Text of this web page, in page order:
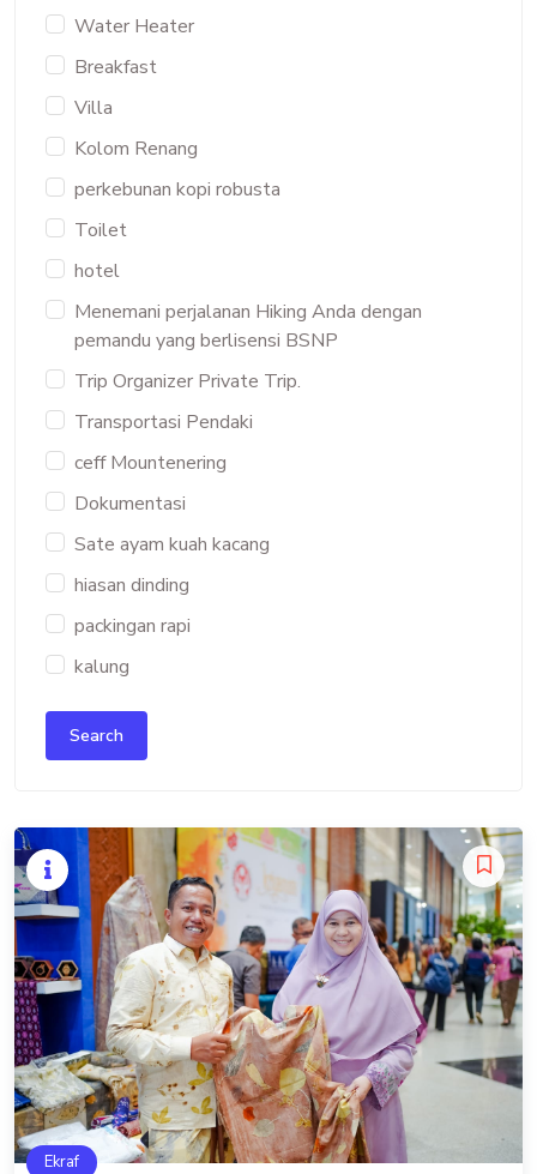
Water Heater
Breakfast
Villa
Kolom Renang
perkebunan kopi robusta
Toilet
hotel
Menemani perjalanan Hiking Anda dengan
pemandu yang berlisensi BSNP
Trip Organizer Private Trip.
Transportasi Pendaki
ceff Mountenering
Dokumentasi
Sate ayam kuah kacang
hiasan dinding
packingan rapi
kalung
Search
Ekraf